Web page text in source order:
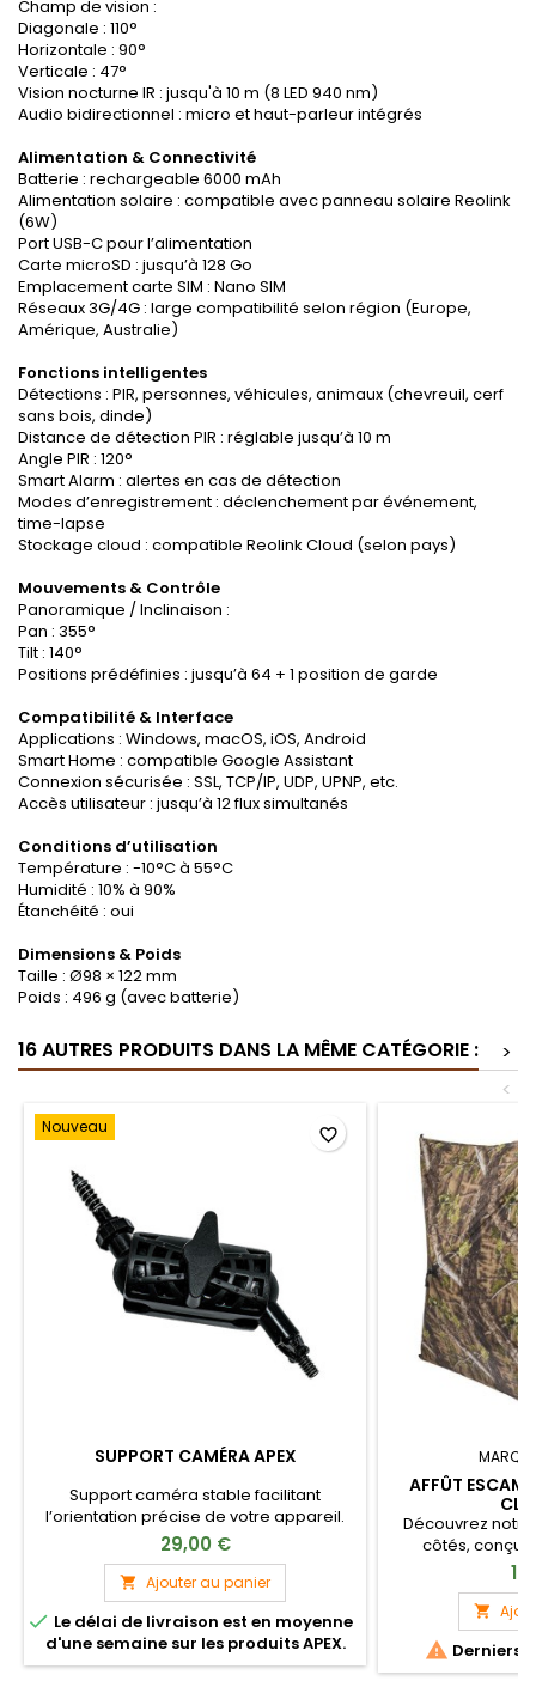
Champ de vision :
Diagonale : 110°
Horizontale : 90°
Verticale : 47°
Vision nocturne IR : jusqu'à 10 m (8 LED 940 nm)
Audio bidirectionnel : micro et haut-parleur intégrés
Alimentation & Connectivité
Batterie : rechargeable 6000 mAh
Alimentation solaire : compatible avec panneau solaire Reolink
(6W)
Port USB-C pour l’alimentation
Carte microSD : jusqu’à 128 Go
Emplacement carte SIM : Nano SIM
Réseaux 3G/4G : large compatibilité selon région (Europe,
Amérique, Australie)
Fonctions intelligentes
Détections : PIR, personnes, véhicules, animaux (chevreuil, cerf
sans bois, dinde)
Distance de détection PIR : réglable jusqu’à 10 m
Angle PIR : 120°
Smart Alarm : alertes en cas de détection
Modes d’enregistrement : déclenchement par événement,
time-lapse
Stockage cloud : compatible Reolink Cloud (selon pays)
Mouvements & Contrôle
Panoramique / Inclinaison :
Pan : 355°
Tilt : 140°
Positions prédéfinies : jusqu’à 64 + 1 position de garde
Compatibilité & Interface
Applications : Windows, macOS, iOS, Android
Smart Home : compatible Google Assistant
Connexion sécurisée : SSL, TCP/IP, UDP, UPNP, etc.
Accès utilisateur : jusqu’à 12 flux simultanés
Conditions d’utilisation
Température : -10°C à 55°C
Humidité : 10% à 90%
Étanchéité : oui
Dimensions & Poids
Taille : Ø98 × 122 mm
Poids : 496 g (avec batterie)
16 AUTRES PRODUITS DANS LA MÊME CATÉGORIE :
>
<
Nouveau
SUPPORT CAMÉRA APEX
Support caméra stable facilitant
l’orientation précise de votre appareil.
29,00 €
 Ajouter au panier
 Le délai de livraison est en moyenne
d'une semaine sur les produits APEX.
favorite_border
AFFÛT
Découvrez
côtés, conçu
expérience
ses dimensions
m, cet affût
record de 30
ainsi de vous

 Derniers